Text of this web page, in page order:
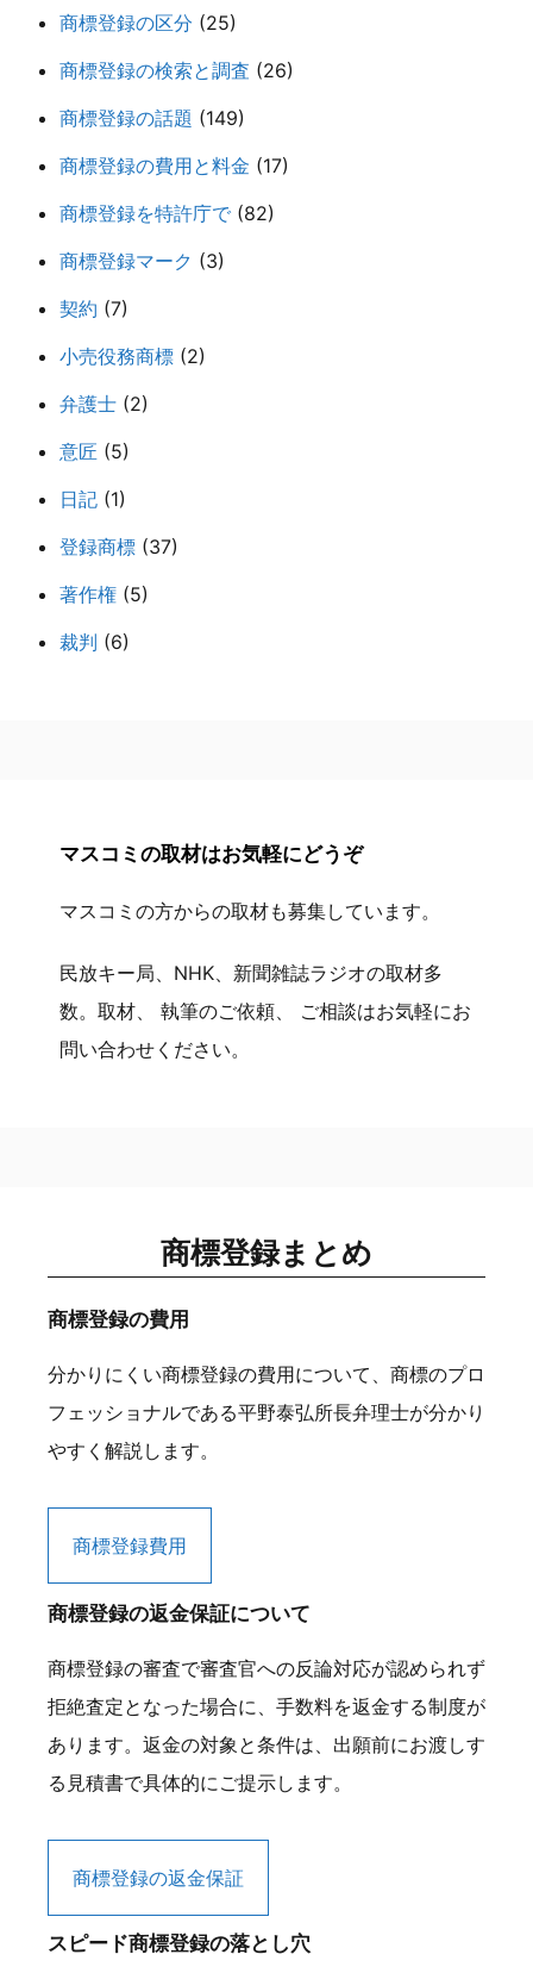
商標登録の区分 (25)
商標登録の検索と調査 (26)
商標登録の話題 (149)
商標登録の費用と料金 (17)
商標登録を特許庁で (82)
商標登録マーク (3)
契約 (7)
小売役務商標 (2)
弁護士 (2)
意匠 (5)
日記 (1)
登録商標 (37)
著作権 (5)
裁判 (6)
マスコミの取材はお気軽にどうぞ
マスコミの方からの取材も募集しています。
民放キー局、NHK、新聞雑誌ラジオの取材多
数。取材、 執筆のご依頼、 ご相談はお気軽にお
問い合わせください。
商標登録まとめ
商標登録の費用
分かりにくい商標登録の費用について、商標のプロ
フェッショナルである平野泰弘所長弁理士が分かり
やすく解説します。
商標登録費用
商標登録の返金保証について
商標登録の審査で審査官への反論対応が認められず
拒絶査定となった場合に、手数料を返金する制度が
あります。返金の対象と条件は、出願前にお渡しす
る見積書で具体的にご提示します。
商標登録の返金保証
スピード商標登録の落とし穴